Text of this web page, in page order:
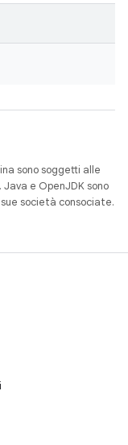
sono soggetti alle
. Java e OpenJDK sono
società consociate.